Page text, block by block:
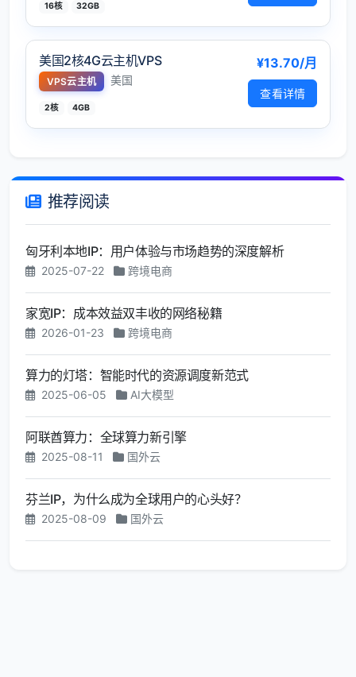
16核 32GB
美国2核4G云主机VPS
VPS云主机 美国
2核 4GB
¥13.70/月
查看详情
推荐阅读
匈牙利本地IP：用户体验与市场趋势的深度解析
2025-07-22 跨境电商
家宽IP：成本效益双丰收的网络秘籍
2026-01-23 跨境电商
算力的灯塔：智能时代的资源调度新范式
2025-06-05 AI大模型
阿联酋算力：全球算力新引擎
2025-08-11 国外云
芬兰IP，为什么成为全球用户的心头好？
2025-08-09 国外云